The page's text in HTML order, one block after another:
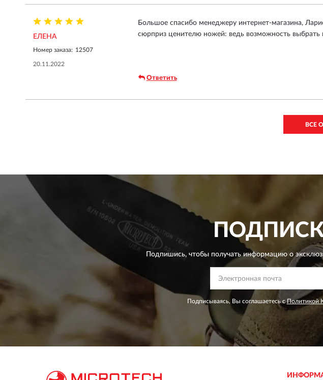
ЕЛЕНА
Номер заказа: 12507
20.11.2022
Большое спасибо менеджеру интернет-магазина,
сюрприз ценителю ножей: ведь возможность выбрать
Ответить
ВСЕ
Подпишись, чтобы получать информацию о
Подписываясь, Вы соглашаетесь с Политикой